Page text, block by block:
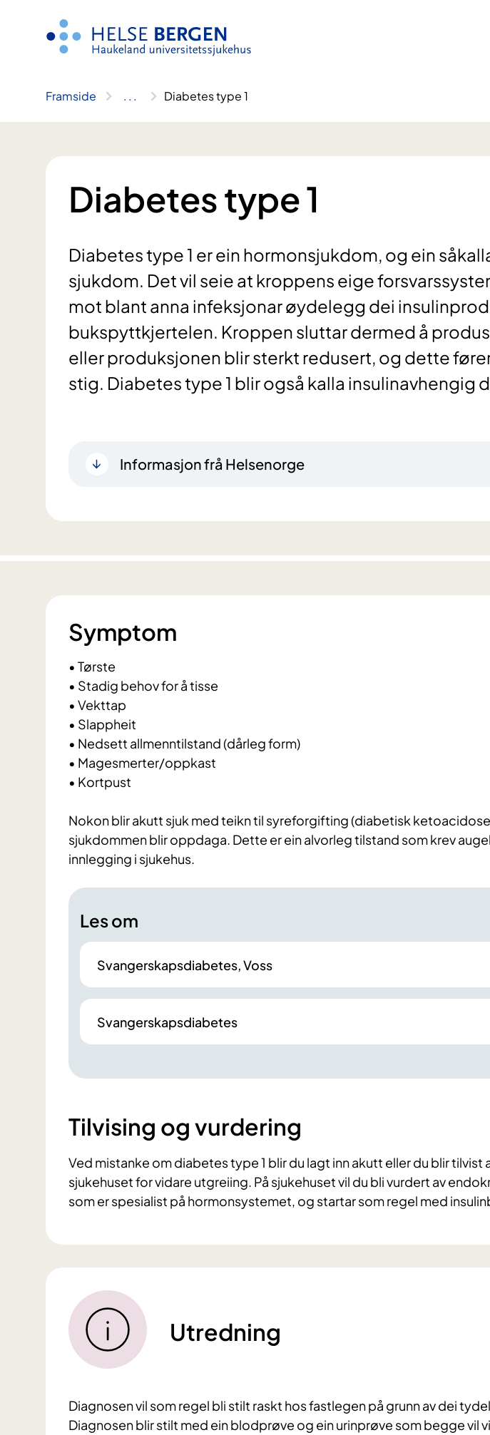
Framside .. . Diabetes type 1
Diabetes type 1
Diabetes type 1 er ein hormonsjukdom, og ein
sjukdom. Det vil seie at kroppens eige
mot blant anna infeksjonar øydelegg dei
bukspyttkjertelen. Kroppen sluttar dermed å
eller produksjonen blir sterkt redusert, og dette
stig. Diabetes type 1 blir også kalla insulinavhengig
Informasjon frå Helsenorge
Symptom
• Tørste
• Stadig behov for å tisse
• Vekttap
• Slappheit
• Nedsett allmenntilstand (dårleg form)
• Magesmerter/oppkast
• Kortpust
Nokon blir akutt sjuk med teikn til syreforgifting (diabetisk
sjukdommen blir oppdaga. Dette er ein alvorleg tilstand som krev
innlegging i sjukehus.
Les om
Svangerskapsdiabetes, Voss
Svangerskapsdiabetes
Tilvising og vurdering
Ved mistanke om diabetes type 1 blir du lagt inn akutt eller du blir tilvist
sjukehuset for vidare utgreiing. På sjukehuset vil du bli vurdert av
som er spesialist på hormonsystemet, og startar som regel med
Utredning
Diagnosen vil som regel bli stilt raskt hos fastlegen på grunn av dei
Diagnosen blir stilt med ein blodprøve og ein urinprøve som begge vil